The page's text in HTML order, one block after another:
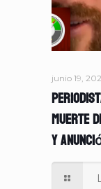
junio 19,
muerte
y